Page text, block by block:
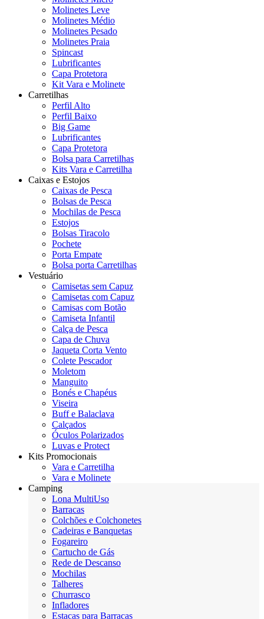
Molinetes Leve
Molinetes Médio
Molinetes Pesado
Molinetes Praia
Spincast
Lubrificantes
Capa Protetora
Kit Vara e Molinete
Carretilhas
Perfil Alto
Perfil Baixo
Big Game
Lubrificantes
Capa Protetora
Bolsa para Carretilhas
Kits Vara e Carretilha
Caixas e Estojos
Caixas de Pesca
Bolsas de Pesca
Mochilas de Pesca
Estojos
Bolsas Tiracolo
Pochete
Porta Empate
Bolsa porta Carretilhas
Vestuário
Camisetas sem Capuz
Camisetas com Capuz
Camisas com Botão
Camiseta Infantil
Calça de Pesca
Capa de Chuva
Jaqueta Corta Vento
Colete Pescador
Moletom
Manguito
Bonés e Chapéus
Viseira
Buff e Balaclava
Calçados
Óculos Polarizados
Luvas e Protect
Kits Promocionais
Vara e Carretilha
Vara e Molinete
Camping
Lona MultiUso
Barracas
Colchões e Colchonetes
Cadeiras e Banquetas
Fogareiro
Cartucho de Gás
Rede de Descanso
Mochilas
Talheres
Churrasco
Infladores
Estacas para Barracas